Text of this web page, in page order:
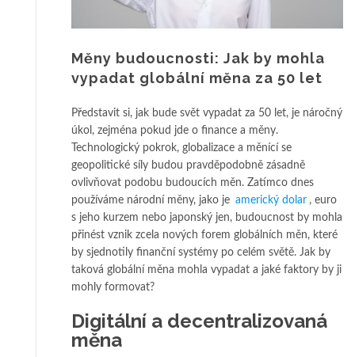
Měny budoucnosti: Jak by mohla
vypadat globální měna za 50 let
Představit si, jak bude svět vypadat za 50 let, je náročný
úkol, zejména pokud jde o finance a měny.
Technologický pokrok, globalizace a měnící se
geopolitické síly budou pravděpodobně zásadně
ovlivňovat podobu budoucích měn. Zatímco dnes
používáme národní měny, jako je americký dolar , euro
s jeho kurzem nebo japonský jen, budoucnost by mohla
přinést vznik zcela nových forem globálních měn, které
by sjednotily finanční systémy po celém světě. Jak by
taková globální měna mohla vypadat a jaké faktory by ji
mohly formovat?
Digitální a decentralizovaná
měna